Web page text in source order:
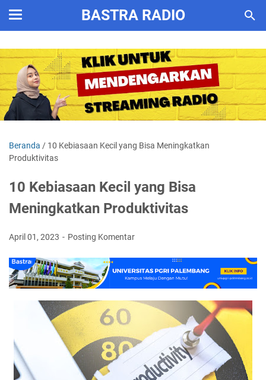
BASTRA RADIO
Beranda / 10 Kebiasaan Kecil yang Bisa Meningkatkan
Produktivitas
10 Kebiasaan Kecil yang Bisa
Meningkatkan Produktivitas
April 01, 2023 Posting Komentar